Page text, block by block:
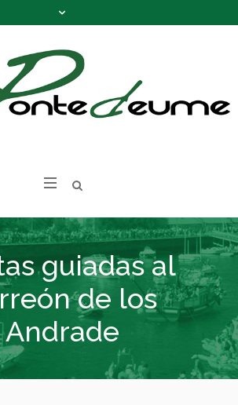
guiadas al
de los
Andrade